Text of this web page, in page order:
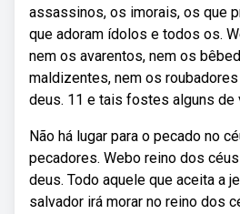
assassinos, os imorais, os que
que adoram ídolos e todos os.
nem os avarentos, nem os
maldizentes, nem os
deus. 11 e tais fostes alguns de
Não há lugar para o pecado no
pecadores. Webo reino dos
deus. Todo aquele que aceita a
salvador irá morar no reino dos